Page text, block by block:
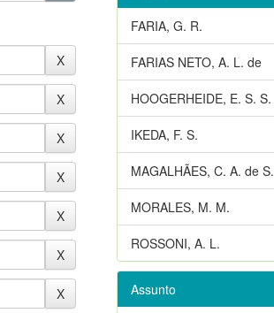
FARIA, G. R.
FARIAS NETO, A. L. de
HOOGERHEIDE, E. S. S.
IKEDA, F. S.
MAGALHÃES, C. A. de S.
MORALES, M. M.
ROSSONI, A. L.
Assunto